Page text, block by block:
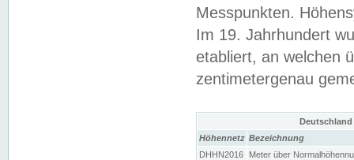
Messpunkten.
Im 19. Jahrhundert
etabliert, an welchen
zentimetergenau
Höhennetz Bezeichnung
DHHN2016
Meter über